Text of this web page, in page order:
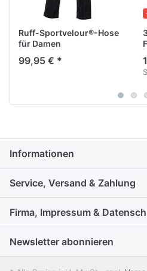
Ruff-Sportvelour®-Hose
für Damen
99,95 € *
Informationen
Service, Versand & Zahlung
Firma, Impressum &
Newsletter abonnieren